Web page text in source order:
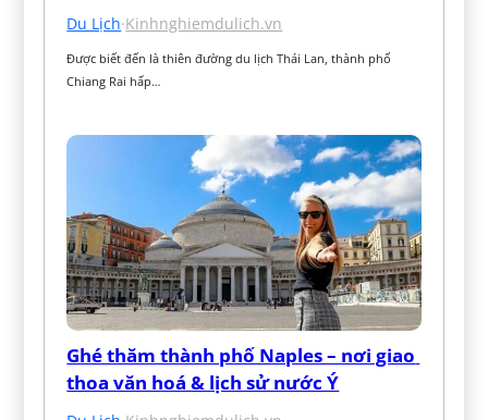
Du Lịch·Kinhnghiemdulich.vn
Được biết đến là thiên đường du lịch Thái Lan, thành phố
Chiang Rai hấp…
Ghé thăm thành phố Naples – nơi giao
thoa văn hoá & lịch sử nước Ý